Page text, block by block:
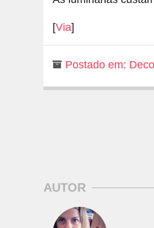
[Via]
Postado em:
AUTOR